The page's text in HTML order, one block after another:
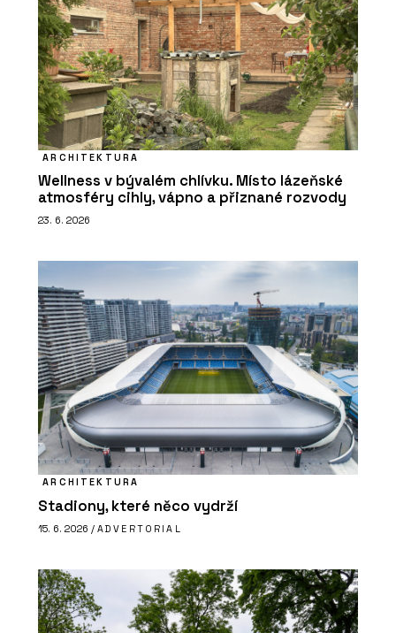
ARCHITEKTURA
Wellness v bývalém chlívku. Místo lázeňské
atmosféry cihly, vápno a přiznané rozvody
23. 6. 2026
ARCHITEKTURA
Stadiony, které něco vydrží
15. 6. 2026 / ADVERTORIAL